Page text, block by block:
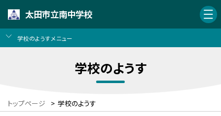
太田市立南中学校
学校のようすメニュー
学校のようす
トップページ > 学校のようす